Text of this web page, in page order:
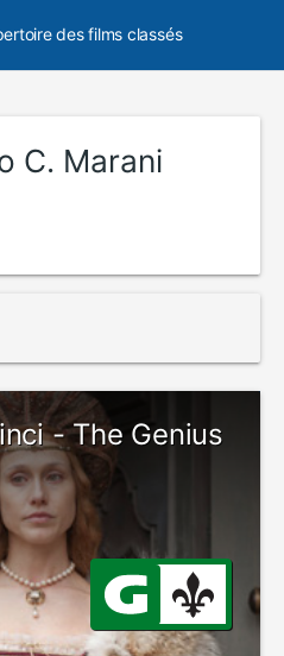
des films classés
C. Marani
- The Genius